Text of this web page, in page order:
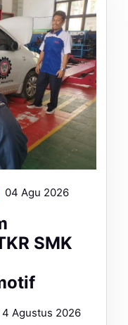
04 Agu 2026
SMK
4 Agustus 2026